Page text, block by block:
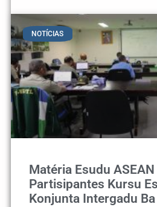
NOTÍCIAS
Matéria Esudu
Partisipantes Kursu
Konjunta Intergadu